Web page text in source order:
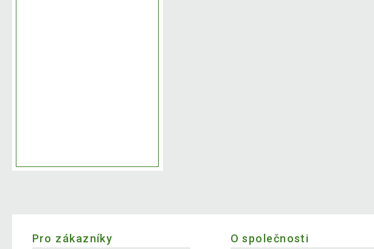
Pro zákazníky O společnosti